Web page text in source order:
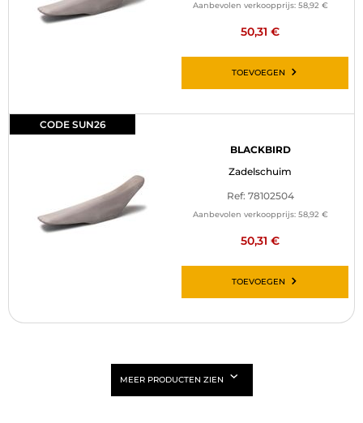
Aanbevolen verkoopprijs: 58,92 €
50,31 €
TOEVOEGEN
CODE SUN26
BLACKBIRD
Zadelschuim
Ref: 78102504
Aanbevolen verkoopprijs: 58,92 €
50,31 €
TOEVOEGEN
MEER PRODUCTEN ZIEN